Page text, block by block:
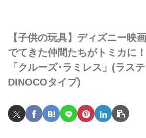
【子供の玩具】ディズニー映
でてきた仲間たちがトミカに
「クルーズ･ラミレス」(ラス
DINOCOタイプ)